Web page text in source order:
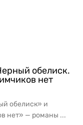
обелиск.
нет
обелиск» и
нет» — романы ...